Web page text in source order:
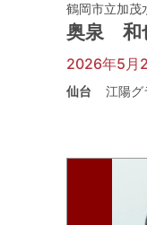
鶴岡市立加
奥泉
2026年5月
仙台 江陽グ